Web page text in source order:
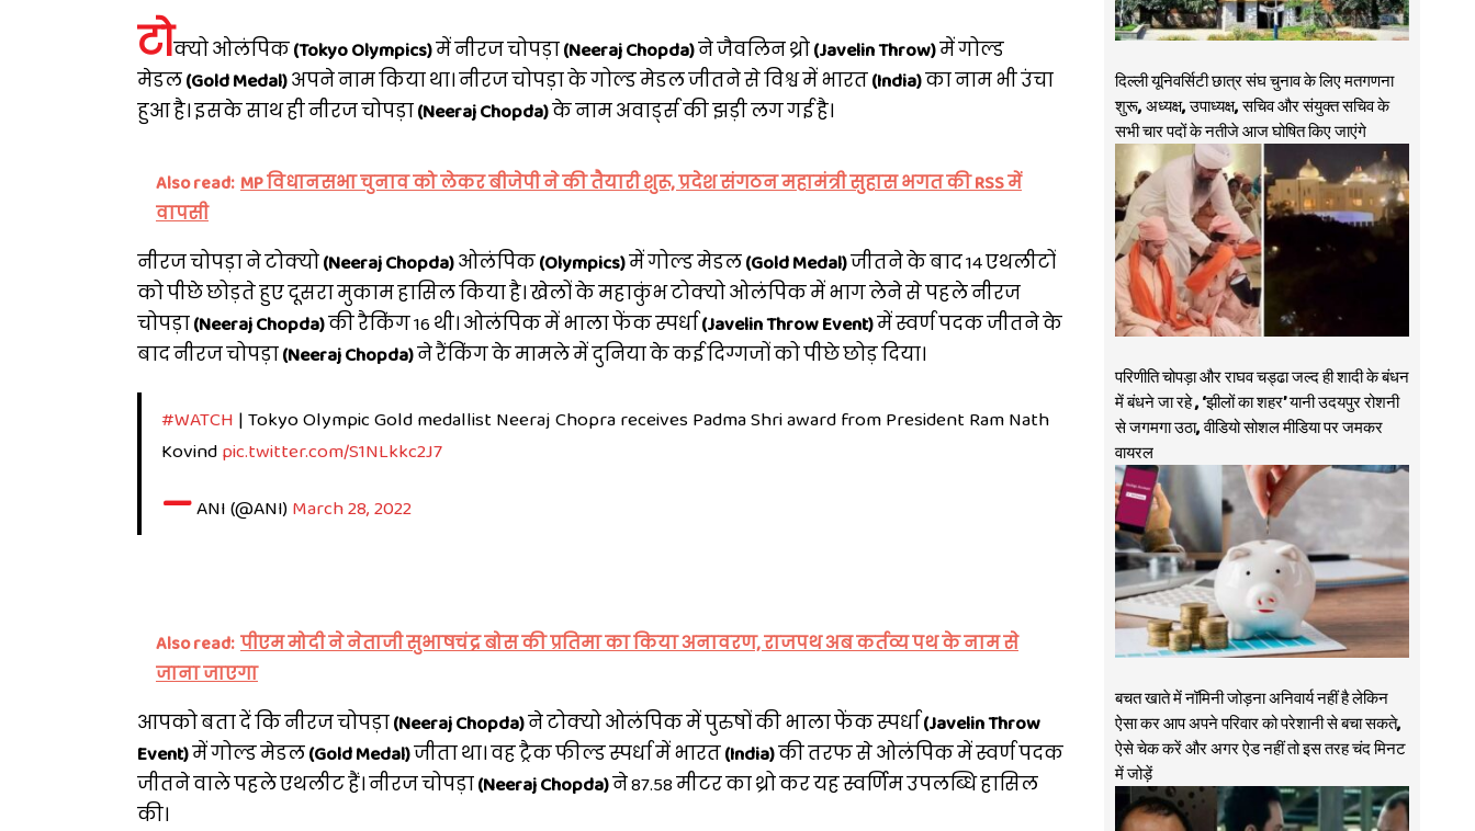
टोक्यो ओलंपिक(Tokyo Olympics)में नीरज चोपड़ा(Neeraj Chopda)ने जैवलिन ​थ्रो(Javelin Throw)में गोल्ड
मेडल(Gold Medal)अपने नाम किया था। नीरज चोपड़ा के गोल्ड मेडल जीतने से विश्व में भारत(India)का नाम भी उंचा
हुआ है। इसके साथ ही नीरज चोपड़ा(Neeraj Chopda)के नाम अवार्ड्स की झड़ी लग गई है।
Also read: MP विधानसभा चुनाव को लेकर बीजेपी ने की तैयारी शुरू, प्रदेश संगठन महामंत्री सुहास भगत की RSS में
वापसी
नीरज चोपड़ा ने टोक्यो(Neeraj Chopda)ओलंपिक(Olympics)में गोल्ड मेडल(Gold Medal)जीतने के बाद 14 एथलीटों
को पीछे छोड़ते हुए दूसरा मुकाम हासिल किया है। खेलों के महाकुंभ टोक्यो ओलंपिक में भाग लेने से पहले नीरज
चोपड़ा(Neeraj Chopda)की रैकिंग 16 थी। ओलंपिक में भाला फेंक स्पर्धा(Javelin Throw Event)में स्वर्ण पदक जीतने के
बाद नीरज चोपड़ा(Neeraj Chopda)ने रैंकिंग के मामले में दुनिया के कई दिग्गजों को पीछे छोड़ दिया।
#WATCH | Tokyo Olympic Gold medallist Neeraj Chopra receives Padma Shri award from President Ram Nath
Kovindpic.twitter.com/S1NLkkc2J7
—ANI (@ANI)March 28, 2022
Also read: पीएम मोदी ने नेताजी सुभाषचंद्र बोस की प्रतिमा का किया अनावरण, राजपथ अब कर्तव्य पथ के नाम से
जाना जाएगा
आपको बता दें कि नीरज चोपड़ा(Neeraj Chopda)ने टोक्यो ओलंपिक में पुरुषों की भाला फेंक स्पर्धा(Javelin Throw
Event)में गोल्ड मेडल(Gold Medal)जीता था। वह ट्रैक फील्ड स्पर्धा में भारत(India)की तरफ से ओलंपिक में स्वर्ण पदक
जीतने वाले पहले एथलीट हैं। नीरज चोपड़ा(Neeraj Chopda)ने 87.58 मीटर का थ्रो कर यह स्वर्णिम उपलब्धि हासिल
की।
दिल्ली यूनिवर्सिटी छात्र संघ चुनाव के लिए मतगणना
शुरू, अध्यक्ष, उपाध्यक्ष, सचिव और संयुक्त सचिव के
सभी चार पदों के नतीजे आज घोषित किए जाएंगे
परिणीति चोपड़ा और राघव चड्ढा जल्द ही शादी के बंधन
में बंधने जा रहे , ‘झीलों का शहर’ यानी उदयपुर रोशनी
से जगमगा उठा, वीडियो सोशल मीडिया पर जमकर
वायरल
बचत खाते में नॉमिनी जोड़ना अनिवार्य नहीं है लेकिन
ऐसा कर आप अपने परिवार को परेशानी से बचा सकते,
ऐसे चेक करें और अगर ऐड नहीं तो इस तरह चंद मिनट
में जोड़ें